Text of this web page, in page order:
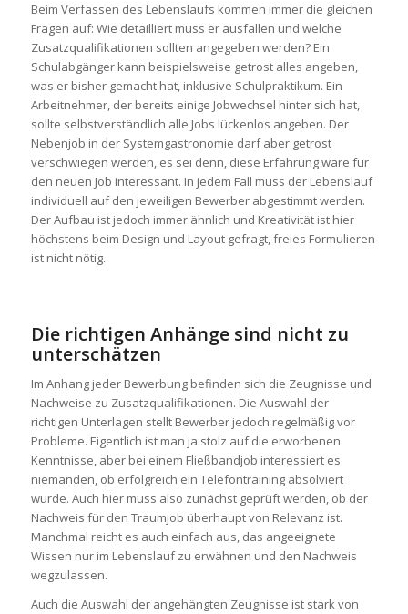
Beim Verfassen des Lebenslaufs kommen immer die gleichen
Fragen auf: Wie detailliert muss er ausfallen und welche
Zusatzqualifikationen sollten angegeben werden? Ein
Schulabgänger kann beispielsweise getrost alles angeben,
was er bisher gemacht hat, inklusive Schulpraktikum. Ein
Arbeitnehmer, der bereits einige Jobwechsel hinter sich hat,
sollte selbstverständlich alle Jobs lückenlos angeben. Der
Nebenjob in der Systemgastronomie darf aber getrost
verschwiegen werden, es sei denn, diese Erfahrung wäre für
den neuen Job interessant. In jedem Fall muss der Lebenslauf
individuell auf den jeweiligen Bewerber abgestimmt werden.
Der Aufbau ist jedoch immer ähnlich und Kreativität ist hier
höchstens beim Design und Layout gefragt, freies Formulieren
ist nicht nötig.
Die richtigen Anhänge sind nicht zu
unterschätzen
Im Anhang jeder Bewerbung befinden sich die Zeugnisse und
Nachweise zu Zusatzqualifikationen. Die Auswahl der
richtigen Unterlagen stellt Bewerber jedoch regelmäßig vor
Probleme. Eigentlich ist man ja stolz auf die erworbenen
Kenntnisse, aber bei einem Fließbandjob interessiert es
niemanden, ob erfolgreich ein Telefontraining absolviert
wurde. Auch hier muss also zunächst geprüft werden, ob der
Nachweis für den Traumjob überhaupt von Relevanz ist.
Manchmal reicht es auch einfach aus, das angeeignete
Wissen nur im Lebenslauf zu erwähnen und den Nachweis
wegzulassen.
Auch die Auswahl der angehängten Zeugnisse ist stark von